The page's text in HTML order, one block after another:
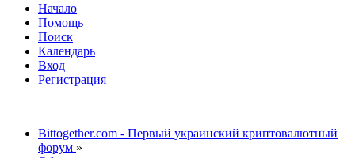
Начало
Помощь
Поиск
Календарь
Вход
Регистрация
Bittogether.com - Первый украинский криптовалютный
форум »